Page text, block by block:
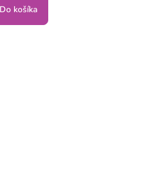
Do košíka